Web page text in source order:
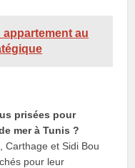
au
prisées pour
mer à Tunis ?
Carthage et Sidi Bou
pour leur